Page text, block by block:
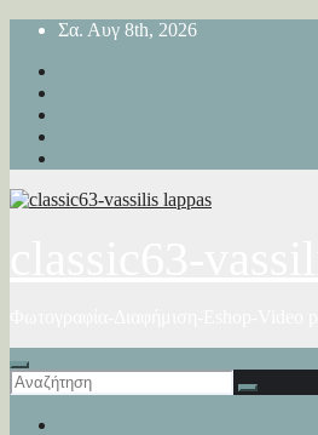
Μετάβαση
περιεχόμενο
Σα. Αυγ 8th, 2026